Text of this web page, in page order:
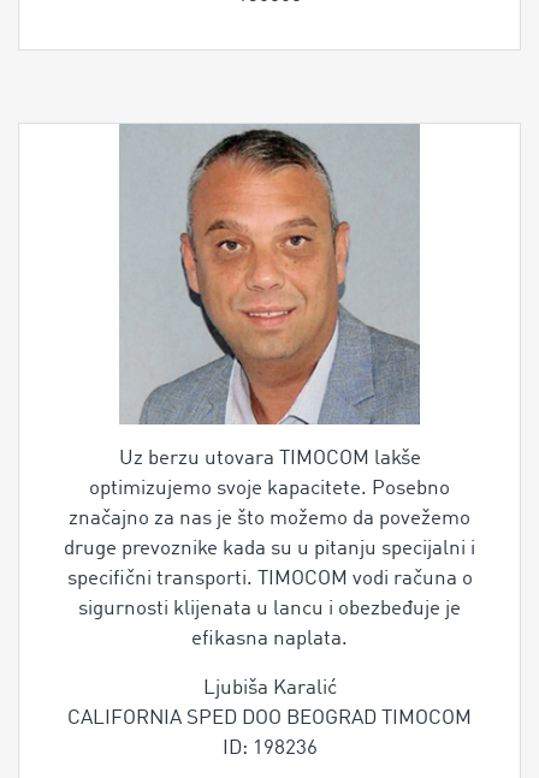
Uz berzu utovara TIMOCOM lakše
optimizujemo svoje kapacitete. Posebno
značajno za nas je što možemo da povežemo
druge prevoznike kada su u pitanju specijalni i
specifični transporti. TIMOCOM vodi računa o
sigurnosti klijenata u lancu i obezbeđuje je
Ljubiša Karalić
CALIFORNIA SPED DOO BEOGRAD TIMOCOM
ID: 198236